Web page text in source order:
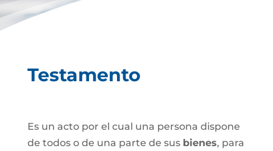
Testamento
Es un acto por el cual una persona dispone
de todos o de una parte de sus bienes, para